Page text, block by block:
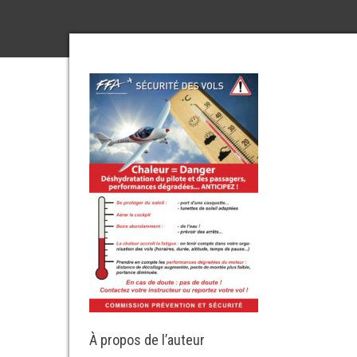
À propos de l’auteur